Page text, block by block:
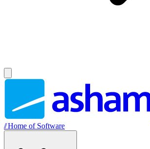
//Home of Software